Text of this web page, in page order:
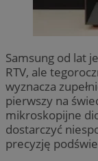
Samsung od lat
RTV, ale
wyznacza
pierwszy na
mikroskopijne
dostarczyć
precyzję